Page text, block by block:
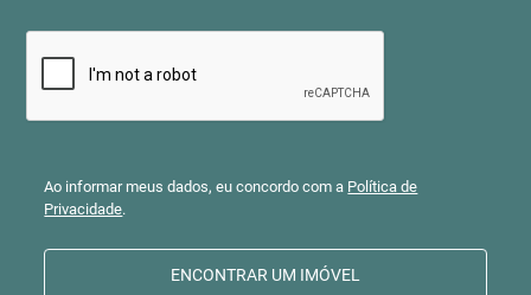
Ao informar meus dados, eu concordo com a Política de
Privacidade.
ENCONTRAR UM IMÓVEL